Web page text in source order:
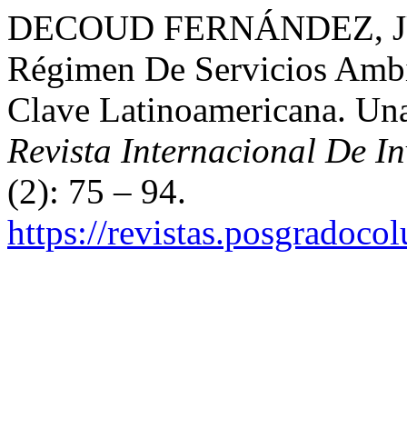
DECOUD FERNÁNDEZ,
Régimen De Servicios
Clave Latinoamericana.
Revista Internacional De
(2): 75 – 94.
https://